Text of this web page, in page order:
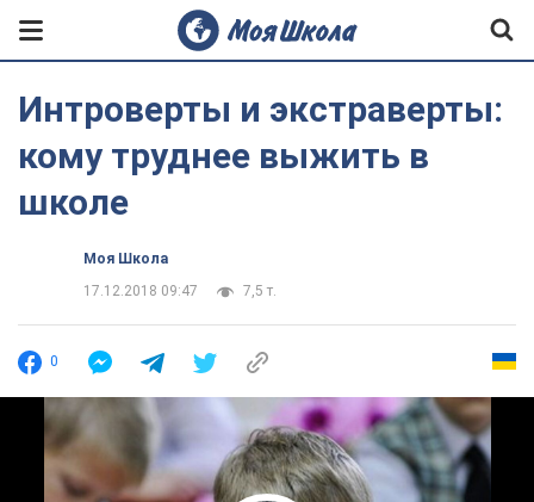
Интроверты и экстраверты:
кому труднее выжить в
школе
Моя Школа
17.12.2018 09:47
7,5 т.
0